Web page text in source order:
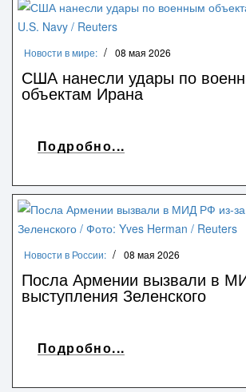
Новости в мире: 08 мая 2026
США нанесли удары по
объектам Ирана
Подробно...
Новости в России: 08 мая 2026
Посла Армении вызвали в
выступления Зеленского
Подробно...